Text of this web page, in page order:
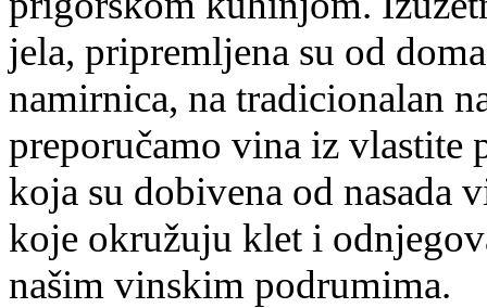
jela, pripremljena su od
namirnica, na tradicionalan
preporučamo vina iz vlastite
koja su dobivena od nasada
koje okružuju klet i
našim vinskim podrumima.